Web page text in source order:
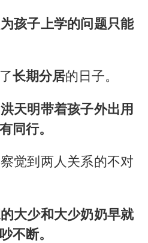
孩子上学的问题只能
长期分居的日子。
天明带着孩子外出用
同行。
觉到两人关系的不对
大少和大少奶奶早就
不断。